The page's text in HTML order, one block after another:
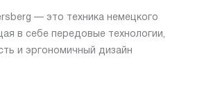
— это техника немецкого
в себе передовые технологии,
и эргономичный дизайн